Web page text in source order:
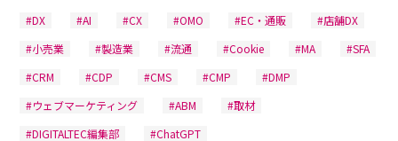
#DX
#AI #CX #OMO #EC・通販
#店舗DX
#小売業
#製造業 #流通 #Cookie #MA
#SFA
#CRM
#CDP #CMS #CMP
#DMP
#ウェブマーケティング
#ABM
#取材
#DIGITALTEC編集部
#ChatGPT